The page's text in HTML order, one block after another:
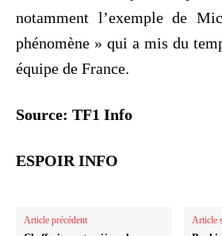
notamment l’exemple de
phénomène » qui a mis du
équipe de France.
Source: TF1 Info
ESPOIR INFO
Article précédent Article